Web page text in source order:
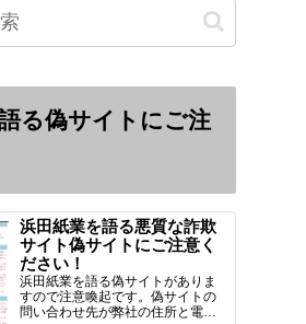
る偽サイトにご注
浜田紙業を語る悪質な詐欺
サイト偽サイトにご注意く
ださい！
浜田紙業を語る偽サイトがありま
すので注意喚起です。偽サイトの
問い合わせ先が弊社の住所と電話